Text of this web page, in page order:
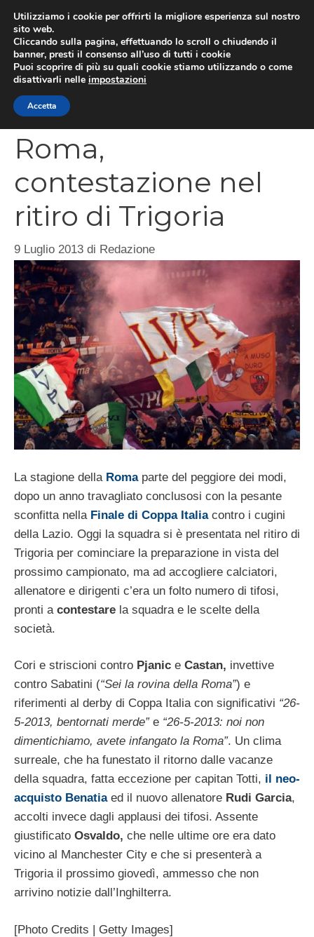
contenuto
Roma,
contestazione nel
ritiro di Trigoria
9 Luglio 2013 di Redazione
La stagione della Romaparte del peggiore dei modi,
dopo un anno travagliato conclusosi con la pesante
sconfitta nella Finale di Coppa Italiacontro i cugini
della Lazio. Oggi la squadra si è presentata nel ritiro di
Trigoria per cominciare la preparazione in vista del
prossimo campionato, ma ad accogliere calciatori,
allenatore e dirigenti c’era un folto numero di tifosi,
pronti a contestare la squadra e le scelte della
società.
Cori e striscioni contro Pjanic e Castan, invettive
contro Sabatini (“Sei la rovina della Roma”) e
riferimenti al derby di Coppa Italia con significativi “26-
5-2013, bentornati merde”e “26-5-2013: noi non
dimentichiamo, avete infangato la Roma”. Un clima
surreale, che ha funestato il ritorno dalle vacanze
della squadra, fatta eccezione per capitan Totti, il neo-
acquisto Benatiaed il nuovo allenatore Rudi Garcia,
accolti invece dagli applausi dei tifosi. Assente
giustificato Osvaldo, che nelle ultime ore era dato
vicino al Manchester City e che si presenterà a
Trigoria il prossimo giovedì, ammesso che non
arrivino notizie dall’Inghilterra.
[Photo Credits | Getty Images]
Utilizziamo i cookie per offrirti la migliore esperienza sul nostro
sito web.
Cliccando sulla pagina, effettuando lo scroll o chiudendo il
banner, presti il consenso all’uso di tutti i cookie
Puoi scoprire di più su quali cookie stiamo utilizzando o come
disattivarli nelle impostazioni
Accetta